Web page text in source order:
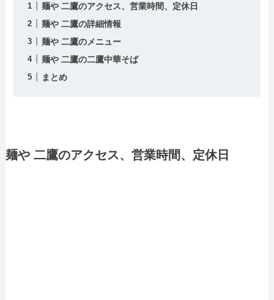
麺や 二鷹のアクセス、営業時間、定休日
麺や 二鷹の詳細情報
麺や 二鷹のメニュー
麺や 二鷹の二鷹中華そば
まとめ
麺や 二鷹のアクセス、営業時間、定休日